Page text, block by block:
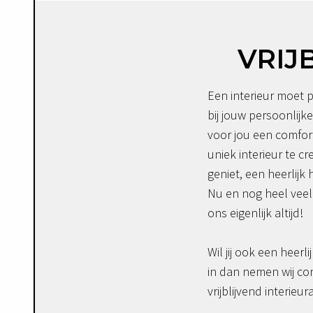
Een interieur moet
bij jouw
voor jou een
uniek interieur te
geniet, een heerlijk
Nu en nog heel
ons eigenlijk altijd!
Wil jij ook een
in dan nemen wij
vrijblijvend